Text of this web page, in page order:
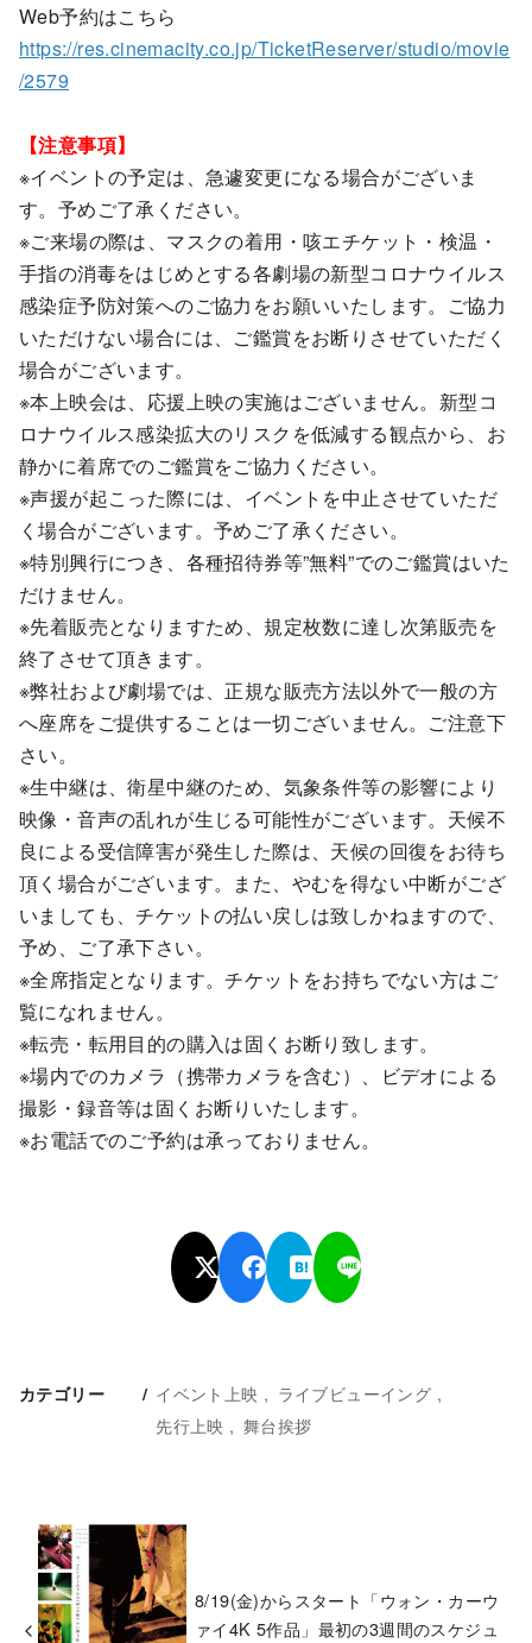
Web予約はこちら
https://res.cinemacity.co.jp/TicketReserver/studio/movie
/2579
【注意事項】
※イベントの予定は、急遽変更になる場合がございま
す。予めご了承ください。
※ご来場の際は、マスクの着用・咳エチケット・検温・
手指の消毒をはじめとする各劇場の新型コロナウイルス
感染症予防対策へのご協力をお願いいたします。ご協力
いただけない場合には、ご鑑賞をお断りさせていただく
場合がございます。
※本上映会は、応援上映の実施はございません。新型コ
ロナウイルス感染拡大のリスクを低減する観点から、お
静かに着席でのご鑑賞をご協力ください。
※声援が起こった際には、イベントを中止させていただ
く場合がございます。予めご了承ください。
※特別興行につき、各種招待券等”無料”でのご鑑賞はいた
だけません。
※先着販売となりますため、規定枚数に達し次第販売を
終了させて頂きます。
※弊社および劇場では、正規な販売方法以外で一般の方
へ座席をご提供することは一切ございません。ご注意下
さい。
※生中継は、衛星中継のため、気象条件等の影響により
映像・音声の乱れが生じる可能性がございます。天候不
良による受信障害が発生した際は、天候の回復をお待ち
頂く場合がございます。また、やむを得ない中断がござ
いましても、チケットの払い戻しは致しかねますので、
予め、ご了承下さい。
※全席指定となります。チケットをお持ちでない方はご
覧になれません。
※転売・転用目的の購入は固くお断り致します。
※場内でのカメラ（携帯カメラを含む）、ビデオによる
撮影・録音等は固くお断りいたします。
※お電話でのご予約は承っておりません。
カテゴリー イベント上映
ライブビューイング
先行上映
舞台挨拶
8/19(金)からスタート「ウォン・カーウ
ァイ4K 5作品」最初の3週間のスケジュ